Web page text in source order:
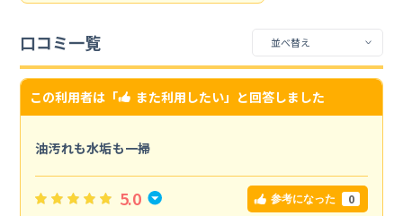
口コミ一覧
この利用者は「 また利用したい」と回答しました
油汚れも水垢も一掃
5.0 参考になった 0